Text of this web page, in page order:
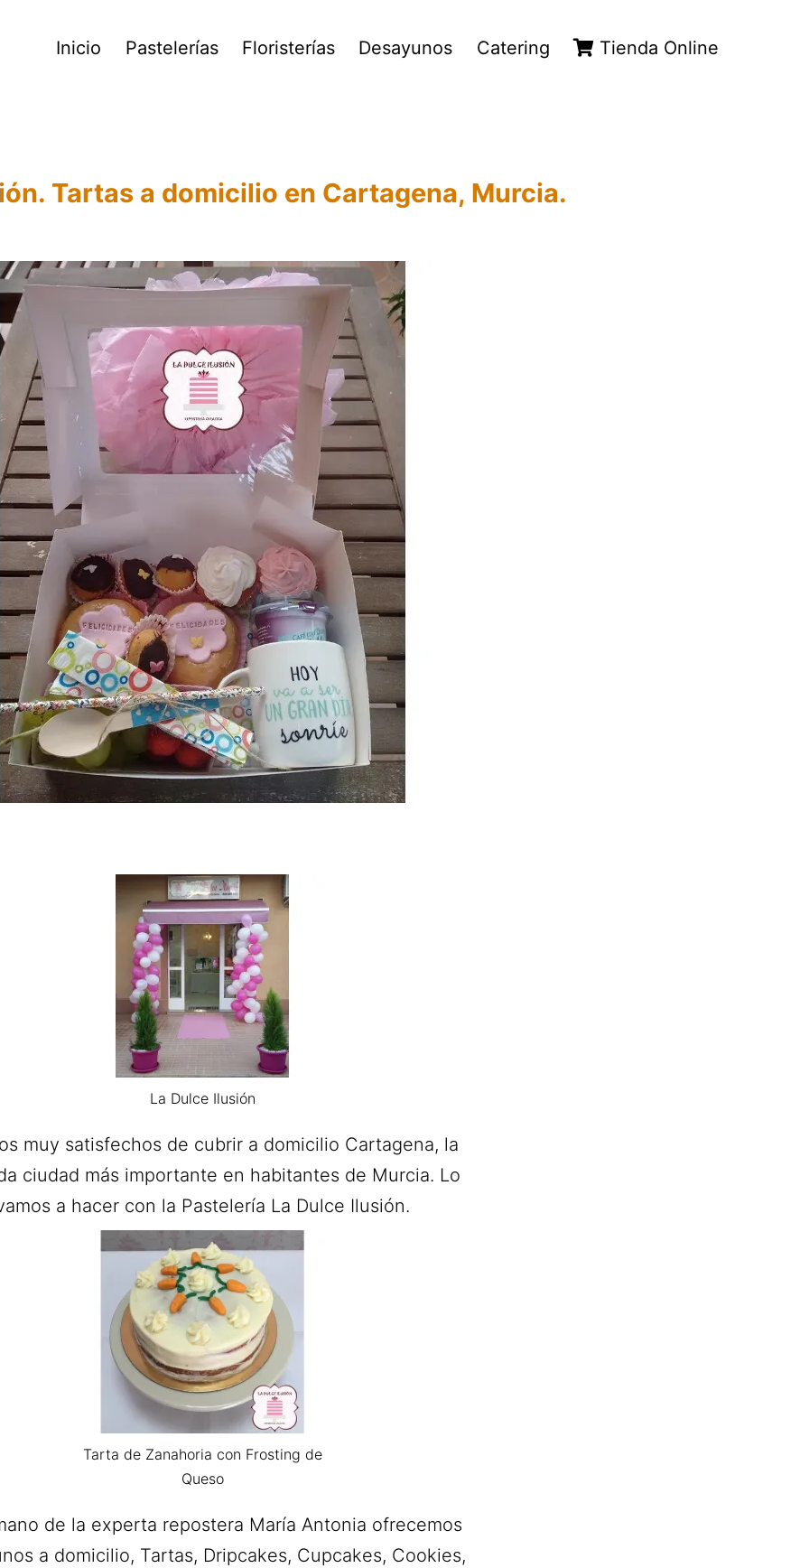
Inicio Pastelerías Floristerías Desayunos Catering Tienda Online
Tartas a domicilio en Cartagena, Murcia.
La Dulce Ilusión
muy satisfechos de cubrir a domicilio Cartagena, la
ciudad más importante en habitantes de Murcia. Lo
a hacer con la Pastelería La Dulce Ilusión.
Tarta de Zanahoria con Frosting de
Queso
de la experta repostera María Antonia ofrecemos
a domicilio, Tartas, Dripcakes, Cupcakes, Cookies,